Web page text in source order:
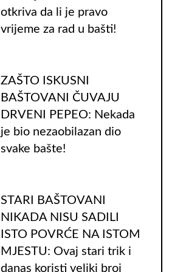
otkriva da li je pravo
vrijeme za rad u bašti!
ZAŠTO ISKUSNI
BAŠTOVANI ČUVAJU
DRVENI PEPEO: Nekada
je bio nezaobilazan dio
svake bašte!
STARI BAŠTOVANI
NIKADA NISU SADILI
ISTO POVRĆE NA ISTOM
MJESTU: Ovaj stari trik i
danas koristi veliki broj